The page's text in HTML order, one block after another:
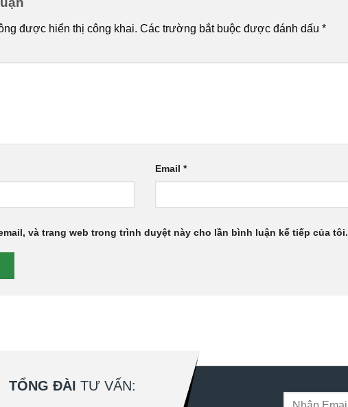
được hiển thị công khai. Các trường bắt buộc được đánh dấu *
Email*
và trang web trong trình duyệt này cho lần bình luận kế tiếp của tôi.
TỔNG ĐÀI TƯ VẤN: